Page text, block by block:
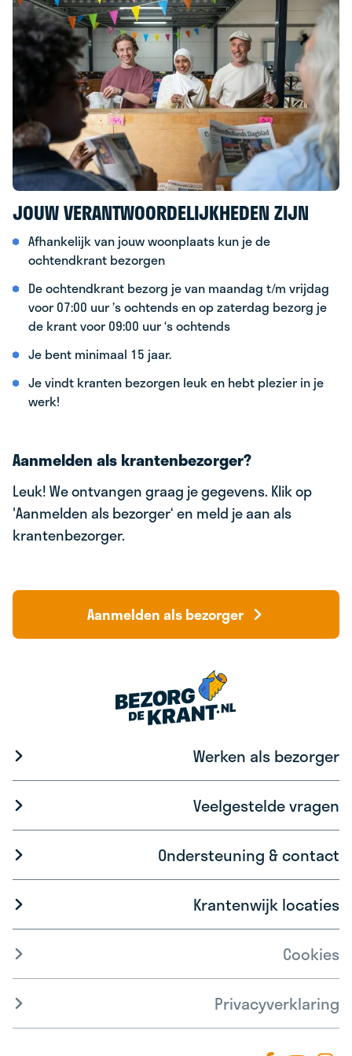
JOUW VERANTWOORDELIJKHEDEN ZIJN
Afhankelijk van jouw woonplaats kun je de
ochtendkrant bezorgen
De ochtendkrant bezorg je van maandag t/m vrijdag
voor 07:00 uur ’s ochtends en op zaterdag bezorg je
de krant voor 09:00 uur ‘s ochtends
Je bent minimaal 15 jaar.
Je vindt kranten bezorgen leuk en hebt plezier in je
werk!
Aanmelden als krantenbezorger?
Leuk! We ontvangen graag je gegevens. Klik op
'Aanmelden als bezorger‘ en meld je aan als
krantenbezorger.
Aanmelden als bezorger
Werken als bezorger
Veelgestelde vragen
Ondersteuning & contact
Krantenwijk locaties
Cookies
Privacyverklaring